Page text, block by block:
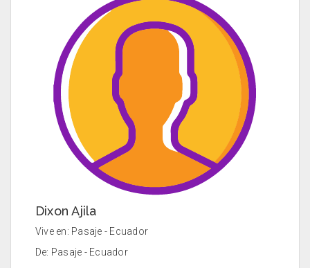
Dixon Ajila
Vive en: Pasaje - Ecuador
De: Pasaje - Ecuador